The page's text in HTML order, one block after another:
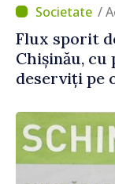
/
Flux sporit
Chișinău, cu
deserviți pe